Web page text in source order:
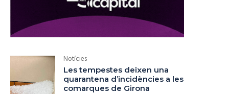
Notícies
Les tempestes deixen una
quarantena d’incidències a les
comarques de Girona